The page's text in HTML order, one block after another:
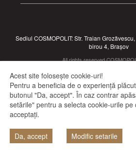
Sediul COSMOPOLIT: Str. Traian
birou 4, Brașov
All rights reserved
PROIECTE IN LUCRU
Acest site folosește cookie-uri!
Pentru a beneficia de o experiență
butonul "Da, accept". În caz contrar
setările" pentru a selecta cookie-urile pe
acceptați.
Da, accept Modific setarile